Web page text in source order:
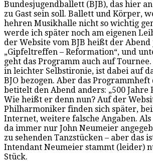
Bundesjugendballett (BJB), das hier
zu Gast sein soll. Ballett und Körper,
hehren Musikhalle nicht so wichtig
werde ich später noch am eigenen
der Website vom BJB heißt der
„Gipfeltreffen – Reformation“, und
geht das Programm auch auf
in leichter Selbstironie, ist dabei auf
BJO bezogen. Aber das
betitelt den Abend anders: „500 Jahre
Wie heißt er denn nun? Auf der
Philharmoniker finden sich später,
Internet, weitere falsche Angaben.
da immer nur John Neumeier
zu sehenden Tanzstücken – aber das
Intendant Neumeier stammt (leider)
Stück.